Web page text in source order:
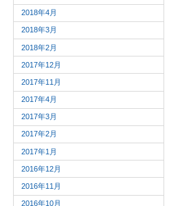
2018年4月
2018年3月
2018年2月
2017年12月
2017年11月
2017年4月
2017年3月
2017年2月
2017年1月
2016年12月
2016年11月
2016年10月